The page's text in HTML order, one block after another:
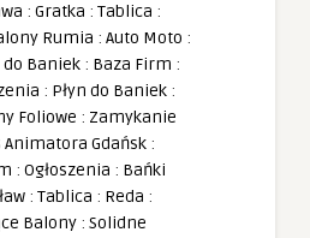
: Gratka : Tablica :
Rumia : Auto Moto :
do Baniek : Baza Firm :
: Płyn do Baniek :
Foliowe : Zamykanie
Animatora Gdańsk :
: Ogłoszenia : Bańki
: Tablica : Reda :
Balony : Solidne